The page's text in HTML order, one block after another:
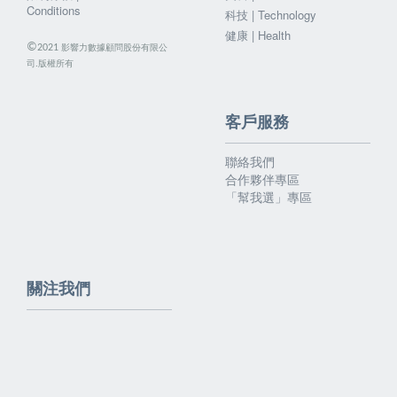
Conditions
©2021 影響力數據顧問股份有限公
司.版權所有
科技 | Technology
健康 | Health
客戶服務
聯絡我們
合作夥伴專區
「幫我選」專區
關注我們